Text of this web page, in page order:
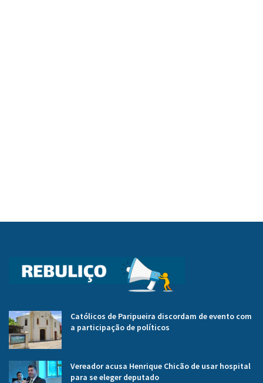
Católicos de Paripueira discordam de evento com
a participação de políticos
Vereador acusa Henrique Chicão de usar hospital
para se eleger deputado